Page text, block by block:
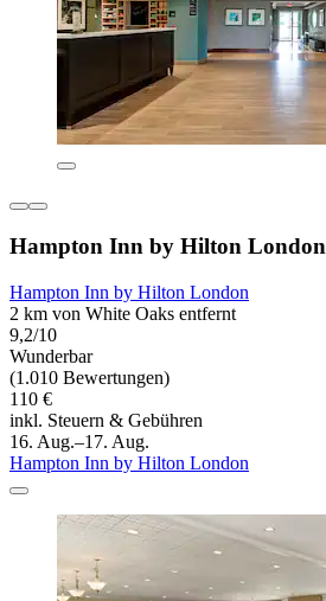
Hampton Inn by Hilton London
Hampton Inn by Hilton London
2 km von White Oaks entfernt
9,2/10
Wunderbar
(1.010 Bewertungen)
110 €
inkl. Steuern & Gebühren
16. Aug.–17. Aug.
Hampton Inn by Hilton London